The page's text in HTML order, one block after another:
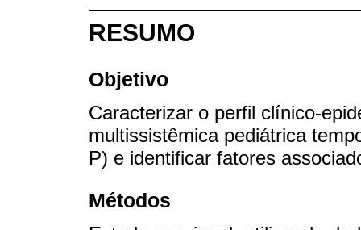
RESUMO
Objetivo
Caracterizar o perfil clínico-
multissistêmica pediátrica
P) e identificar fatores
Métodos